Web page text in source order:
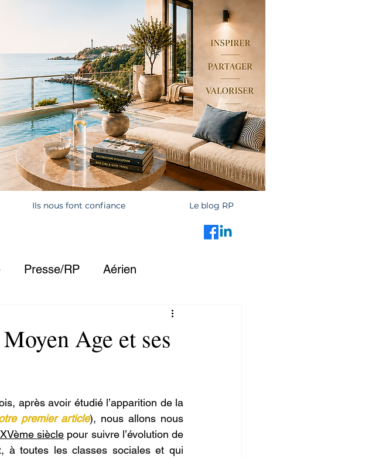
Ils nous font confiance Le blog RP
Presse/RP Aérien
Age et ses
après avoir étudié l’apparition de la
premier article), nous allons nous
siècle pour suivre l’évolution de
à toutes les classes sociales et qui